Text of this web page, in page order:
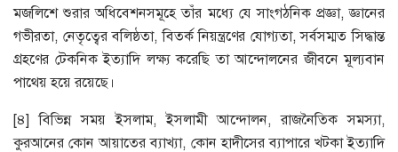
মজলিশে শুরার অধিবেশনসমূহে তাঁর মধ্যে যে সাংগঠনিক প্রজ্ঞা, জ্ঞানের
গভীরতা, নেতৃত্বের বলিষ্ঠতা, বিতর্ক নিয়ন্ত্রণের যোগ্যতা, সর্বসম্মত সিদ্ধান্ত
গ্রহণের টেকনিক ইত্যাদি লক্ষ্য করেছি তা আন্দোলনের জীবনে মূল্যবান
পাথেয় হয়ে রয়েছে।
[৪] বিভিন্ন সময় ইসলাম, ইসলামী আন্দোলন, রাজনৈতিক সমস্যা,
কুরআনের কোন আয়াতের ব্যাখ্যা, কোন হাদীসের ব্যাপারে খটকা ইত্যাদি